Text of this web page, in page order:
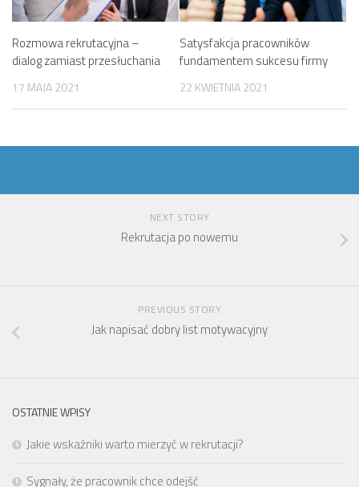
Rozmowa rekrutacyjna –
dialog zamiast przesłuchania
17 MAJA 2021
Satysfakcja pracowników
fundamentem sukcesu firmy
22 KWIETNIA 2021
NEXT STORY
Rekrutacja po nowemu
PREVIOUS STORY
Jak napisać dobry list motywacyjny
OSTATNIE WPISY
Jakie wskaźniki warto mierzyć w rekrutacji?
Sygnały, że pracownik chce odejść